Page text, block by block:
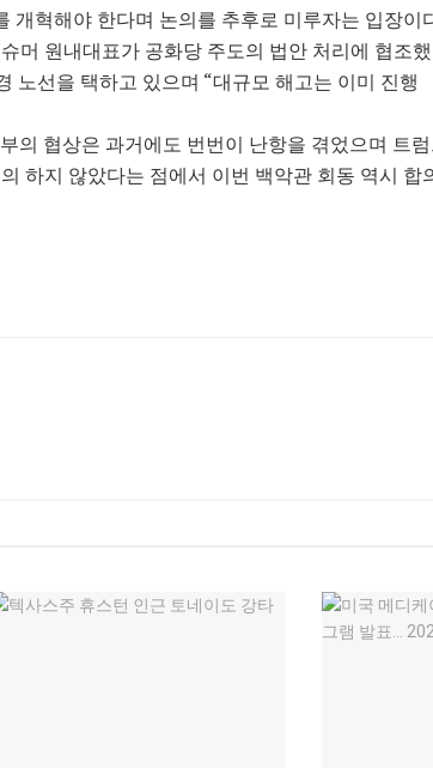
개혁해야 한다며 논의를 추후로 미루자는 입장이
머 원내대표가 공화당 주도의 법안 처리에 협조
노선을 택하고 있으며 “대규모 해고는 이미 진행
의 협상은 과거에도 번번이 난항을 겪었으며 트
하지 않았다는 점에서 이번 백악관 회동 역시 합